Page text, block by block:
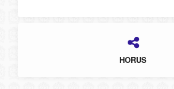
HORUS